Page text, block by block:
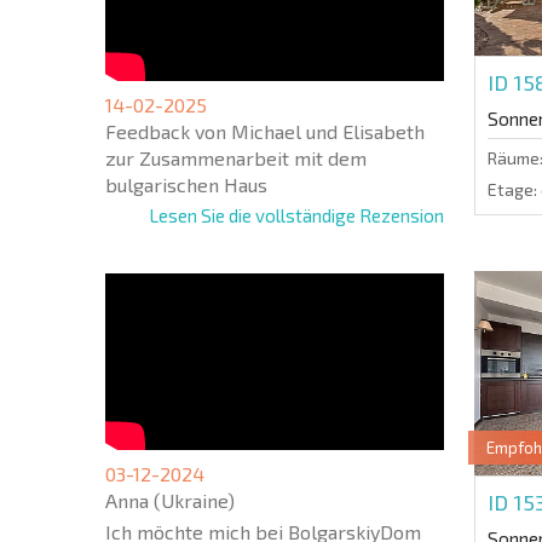
14-02-2025
Feedback von Michael und Elisabeth
zur Zusammenarbeit mit dem
bulgarischen Haus
Lesen Sie die vollständige Rezension
03-12-2024
Anna (Ukraine)
Ich möchte mich bei BolgarskiyDom
ID
Räume:
Etage:
ID